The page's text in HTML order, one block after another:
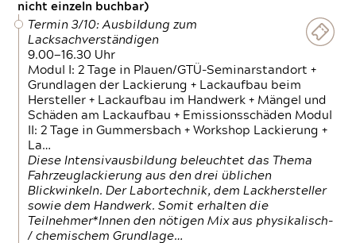
nicht einzeln buchbar)
Termin 3/10: Ausbildung zum
Lacksachverständigen
9.00—16.30 Uhr
Modul I: 2 Tage in Plauen/GTÜ-Seminarstandort +
Grundlagen der Lackierung + Lackaufbau beim
Hersteller + Lackaufbau im Handwerk + Mängel und
Schäden am Lackaufbau + Emissionsschäden Modul
II: 2 Tage in Gummersbach + Workshop Lackierung +
La…
Diese Intensivausbildung beleuchtet das Thema
Fahrzeuglackierung aus den drei üblichen
Blickwinkeln. Der Labortechnik, dem Lackhersteller
sowie dem Handwerk. Somit erhalten die
Teilnehmer*Innen den nötigen Mix aus physikalisch-
/ chemischem Grundlage…